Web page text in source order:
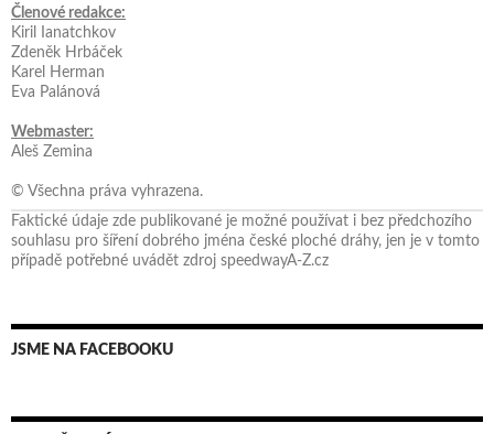
Členové redakce:
Kiril Ianatchkov
Zdeněk Hrbáček
Karel Herman
Eva Palánová
Webmaster:
Aleš Zemina
© Všechna práva vyhrazena.
Faktické údaje zde publikované je možné používat i bez předchozího
souhlasu pro šíření dobrého jména české ploché dráhy, jen je v tomto
případě potřebné uvádět zdroj speedwayA-Z.cz
JSME NA FACEBOOKU